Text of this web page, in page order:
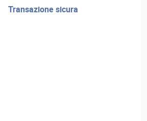
transazione sicura